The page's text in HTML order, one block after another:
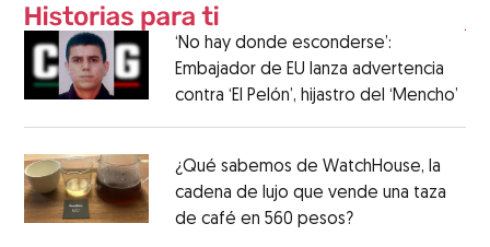
‘No hay donde esconderse’:
Embajador de EU lanza advertencia
contra ‘El Pelón’, hijastro del ‘Mencho’
¿Qué sabemos de WatchHouse, la
cadena de lujo que vende una taza
de café en 560 pesos?